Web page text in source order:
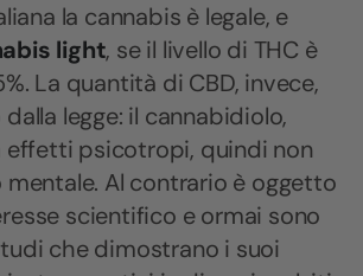
la cannabis è legale, e
light, se il livello di THC è
La quantità di CBD, invece,
legge: il cannabidiolo,
effetti psicotropi, quindi non
Al contrario è oggetto
scientifico e ormai sono
che dimostrano i suoi